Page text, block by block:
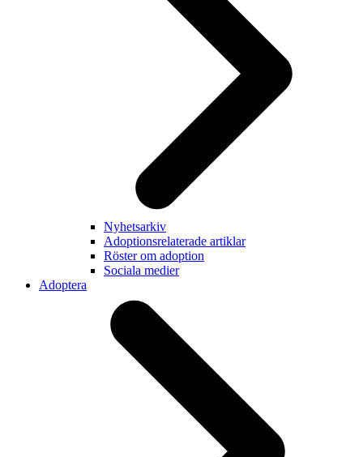
Nyhetsarkiv
Adoptionsrelaterade artiklar
Röster om adoption
Sociala medier
Adoptera